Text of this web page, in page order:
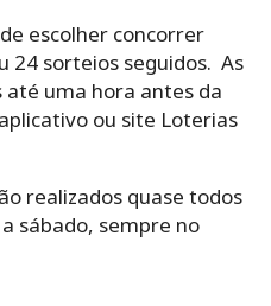
‌escolher‌ ‌concorrer‌
‌24‌ ‌sorteios seguidos.‌ ‌ As
uma hora antes da
ou site Loterias
‌realizados‌ ‌quase‌ ‌todos‌
‌sábado,‌ ‌sempre‌ ‌no‌